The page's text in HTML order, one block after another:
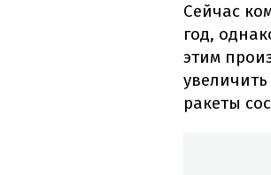
Сейчас
год,
этим
ракеты